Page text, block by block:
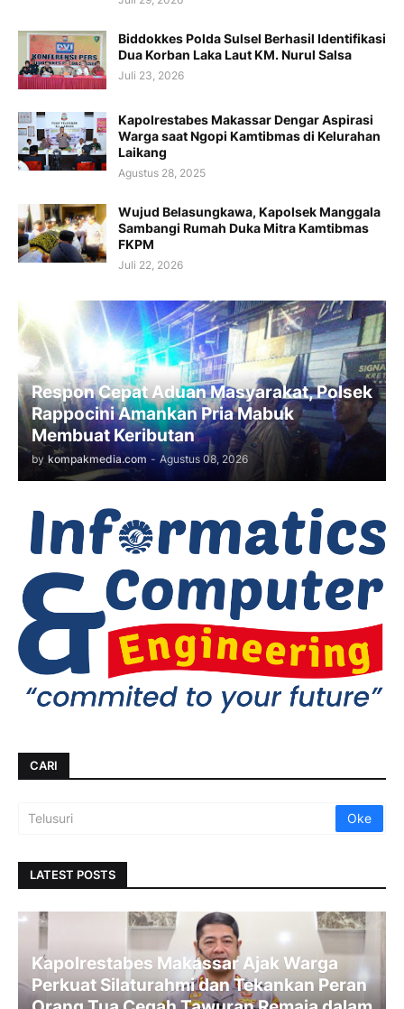
Biddokkes Polda Sulsel Berhasil Identifikasi
Dua Korban Laka Laut KM. Nurul Salsa
Juli 23, 2026
Kapolrestabes Makassar Dengar Aspirasi
Warga saat Ngopi Kamtibmas di Kelurahan
Laikang
Agustus 28, 2025
Wujud Belasungkawa, Kapolsek Manggala
Sambangi Rumah Duka Mitra Kamtibmas
FKPM
Juli 22, 2026
Respon Cepat Aduan Masyarakat, Polsek
Rappocini Amankan Pria Mabuk
Membuat Keributan
by kompakmedia.com - Agustus 08, 2026
CARI
LATEST POSTS
Kapolrestabes Makassar Ajak Warga
Perkuat Silaturahmi dan Tekankan Peran